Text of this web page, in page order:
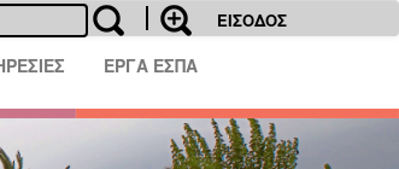
ΕΙΣΟΔΟΣ
ΕΡΓΑ ΕΣΠΑ